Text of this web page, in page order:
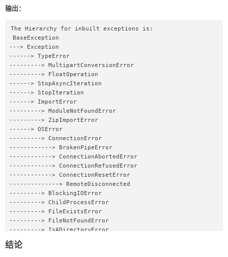
tree_class(BaseException)
输出：
The Hierarchy for inbuilt exceptions is:
---> Exception
------> TypeError
---------> MultipartConversionError
---------> FloatOperation
------> StopAsyncIteration
------> StopIteration
------> ImportError
---------> ModuleNotFoundError
---------> ZipImportError
------> OSError
---------> ConnectionError
------------> BrokenPipeError
------------> ConnectionAbortedError
------------> ConnectionRefusedError
------------> ConnectionResetError
--------------> RemoteDisconnected
---------> BlockingIOError
---------> ChildProcessError
---------> FileExistsError
---------> FileNotFoundError
---------> IsADirectoryError
---------> NotADirectoryError
---------> InterruptedError
结论